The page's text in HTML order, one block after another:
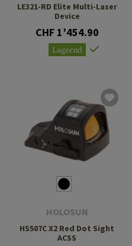
LE321-RD Elite Multi-Laser
Device
CHF 1’454.90
Lagernd
HOLOSUN
HS507C X2 Red Dot Sight
ACSS